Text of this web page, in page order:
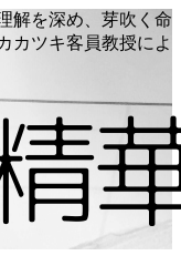
解を深め、芽吹く命
カツキ客員教授によ